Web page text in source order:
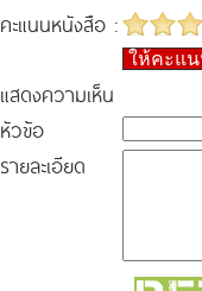
คะแนนหนังสือ :
ให้คะแ
แสดงความเห็น
หัวข้อ
รายละเอียด